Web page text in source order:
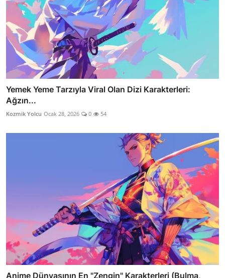
Yemek Yeme Tarzıyla Viral Olan Dizi Karakterleri:
Ağzın...
Kozmik Yolcu Ocak 28, 2026 0 54
Anime Dünyasının En "Zengin" Karakterleri (Bulma,